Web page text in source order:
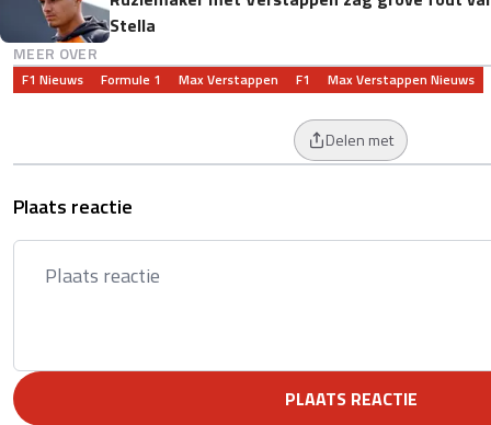
Stella
MEER OVER
F1 Nieuws Formule 1 Max Verstappen F1 Max Verstappen Nieuws
Delen met
Plaats reactie
PLAATS REACTIE